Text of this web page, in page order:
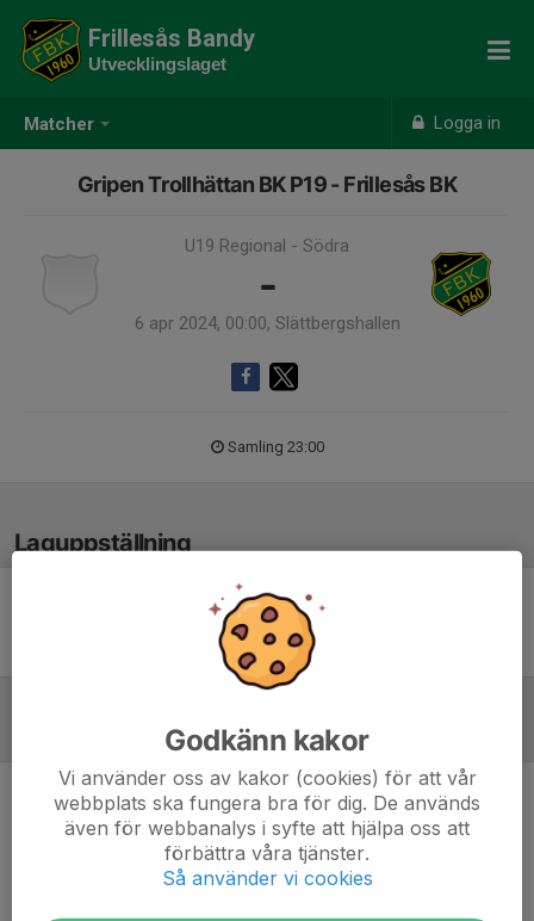
Matcher Logga in
Frillesås Bandy
Utvecklingslaget
Gripen Trollhättan BK P19 - Frillesås BK
U19 Regional - Södra
-
6 apr 2024, 00:00, Slättbergshallen
Samling 23:00
Laguppställning
Ingen uppställning ifylld
Inget referat skrivet
Godkänn kakor
Vi använder oss av kakor (cookies) för att vår
webbplats ska fungera bra för dig. De används
även för webbanalys i syfte att hjälpa oss att
förbättra våra tjänster.
Så använder vi cookies